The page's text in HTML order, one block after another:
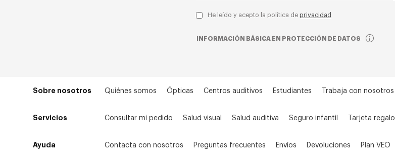
He leído y acepto la política de privacidad
INFORMACIÓN BÁSICA EN PROTECCIÓN DE DATOS
Sobre nosotros Quiénes somos Ópticas Centros auditivos Estudiantes Trabaja con nosotros
Servicios Consultar mi pedido Salud visual Salud auditiva Seguro infantil Tarjeta regalo
Ayuda Contacta con nosotros Preguntas frecuentes Envíos Devoluciones Plan VEO